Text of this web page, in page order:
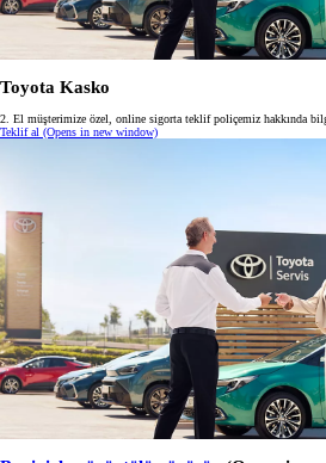
Toyota Kasko
2. El müşterimize özel, online sigorta teklif poliçemiz hakkında
Teklif al (Opens in new window)